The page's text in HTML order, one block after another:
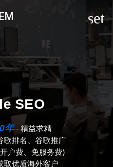
SEO
年- 精益求精
歌排名、谷歌推广
户费、免服务费)
取优质海外客户